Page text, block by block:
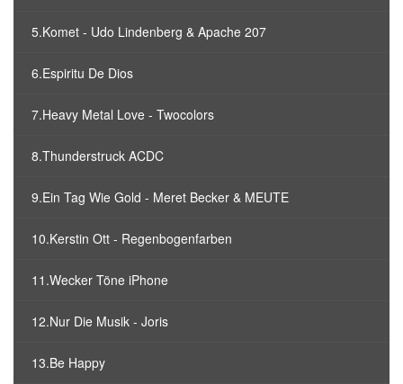
5.Komet - Udo Lindenberg & Apache 207
6.Espiritu De Dios
7.Heavy Metal Love - Twocolors
8.Thunderstruck ACDC
9.Ein Tag Wie Gold - Meret Becker & MEUTE
10.Kerstin Ott - Regenbogenfarben
11.Wecker Töne iPhone
12.Nur Die Musik - Joris
13.Be Happy